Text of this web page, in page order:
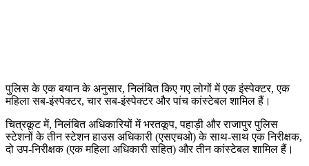
पुलिस के एक बयान के अनुसार, निलंबित किए गए लोगों में एक इंस्पेक्टर, एक
महिला सब-इंस्पेक्टर, चार सब-इंस्पेक्टर और पांच कांस्टेबल शामिल हैं।
चित्रकूट में, निलंबित अधिकारियों में भरतकूप, पहाड़ी और राजापुर पुलिस
स्टेशनों के तीन स्टेशन हाउस अधिकारी (एसएचओ) के साथ-साथ एक निरीक्षक,
दो उप-निरीक्षक (एक महिला अधिकारी सहित) और तीन कांस्टेबल शामिल हैं।